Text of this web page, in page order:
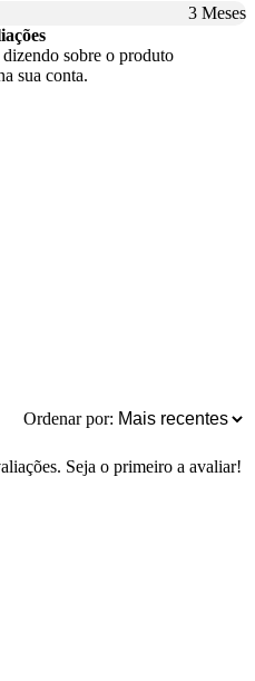
3 Meses
sobre o produto
sua conta.
Ordenar por:
Seja o primeiro a avaliar!